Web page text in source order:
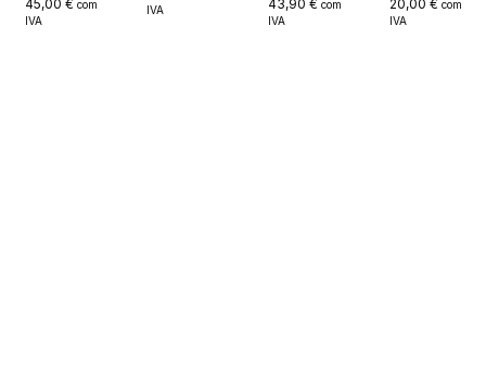
45,00 € com
IVA
IVA
43,90 € com
IVA
20,00 € com
IVA